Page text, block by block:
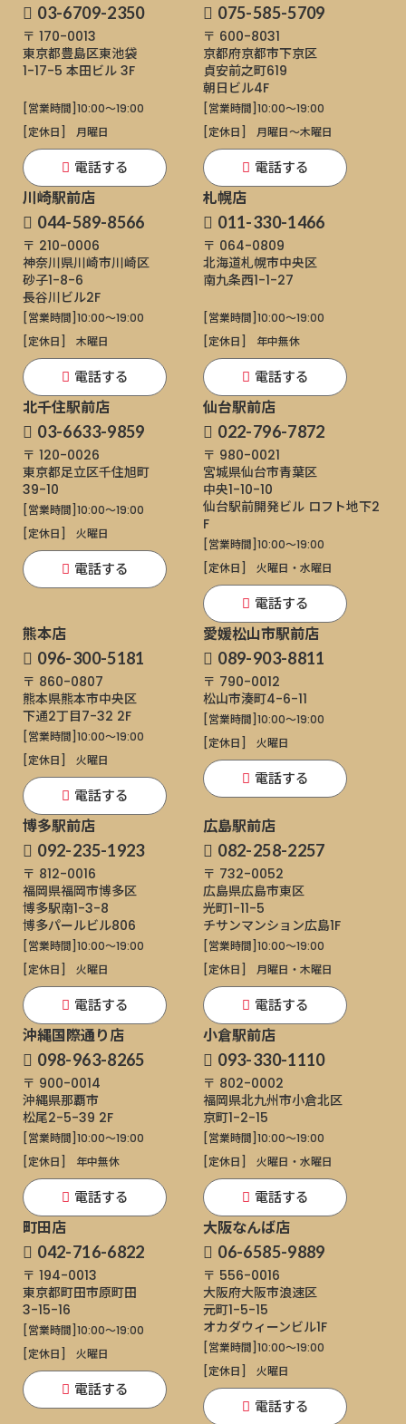
03-6709-2350
〒 170-0013
東京都豊島区東池袋
1-17-5 本田ビル 3F
[営業時間]10:00～19:00
[定休日]
月曜日
電話する
075-585-5709
〒 600-8031
京都府京都市下京区
貞安前之町619
朝日ビル4F
[営業時間]10:00～19:00
[定休日]
月曜日〜木曜日
電話する
川崎駅前店
044-589-8566
〒 210-0006
神奈川県川崎市川崎区
砂子1-8-6
長谷川ビル2F
[営業時間]10:00～19:00
[定休日]
木曜日
電話する
札幌店
011-330-1466
〒 064-0809
北海道札幌市中央区
南九条西1-1-27
[営業時間]10:00～19:00
[定休日]
年中無休
電話する
北千住駅前店
03-6633-9859
〒 120-0026
東京都足立区千住旭町
39-10
[営業時間]10:00～19:00
[定休日]
火曜日
電話する
仙台駅前店
022-796-7872
〒 980-0021
宮城県仙台市青葉区
中央1-10-10
仙台駅前開発ビル ロフト地下2
F
[営業時間]10:00～19:00
[定休日]
火曜日・水曜日
電話する
熊本店
096-300-5181
〒 860-0807
熊本県熊本市中央区
下通2丁目7-32 2F
[営業時間]10:00～19:00
[定休日]
火曜日
電話する
愛媛松山市駅前店
089-903-8811
〒 790-0012
松山市湊町4-6-11
[営業時間]10:00～19:00
[定休日]
火曜日
電話する
博多駅前店
092-235-1923
〒 812-0016
福岡県福岡市博多区
博多駅南1-3-8
博多パールビル806
[営業時間]10:00～19:00
[定休日]
火曜日
電話する
広島駅前店
082-258-2257
〒 732-0052
広島県広島市東区
光町1-11-5
チサンマンション広島1F
[営業時間]10:00～19:00
[定休日]
月曜日・木曜日
電話する
沖縄国際通り店
098-963-8265
〒 900-0014
沖縄県那覇市
松尾2-5-39 2F
[営業時間]10:00～19:00
[定休日]
年中無休
電話する
小倉駅前店
093-330-1110
〒 802-0002
福岡県北九州市小倉北区
京町1-2-15
[営業時間]10:00～19:00
[定休日]
火曜日・水曜日
電話する
町田店
042-716-6822
〒 194-0013
東京都町田市原町田
3-15-16
[営業時間]10:00～19:00
[定休日]
火曜日
電話する
大阪なんば店
06-6585-9889
〒 556-0016
大阪府大阪市浪速区
元町1-5-15
オカダウィーンビル1F
[営業時間]10:00～19:00
[定休日]
火曜日
電話する